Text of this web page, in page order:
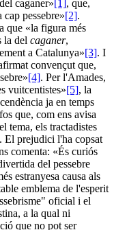
caganer»[1], que,
pessebre»[2].
que «la figura més
la del caganer,
a Catalunya»[3]. I
convençut que,
[4]. Per l'Amades,
vuitcentistes»[5], la
ja en temps
que, com ens avisa
tema, els tractadistes
. El prejudici l'ha copsat
comenta: «És curiós
del pessebre
estranyesa causa als
emblema de l'esperit
oficial i el
a la qual ni
que no pot ser